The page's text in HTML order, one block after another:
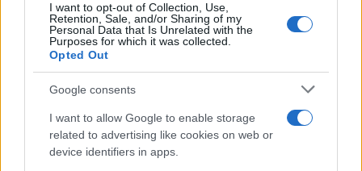
I want to opt-out of Collection, Use,
Retention, Sale, and/or Sharing of my
Personal Data that Is Unrelated with the
Purposes for which it was collected.
Opted Out
Google consents
I want to allow Google to enable storage
related to advertising like cookies on web or
device identifiers in apps.
Frasi celebri
Frasi da condividere
Poesie
Frasi dei film